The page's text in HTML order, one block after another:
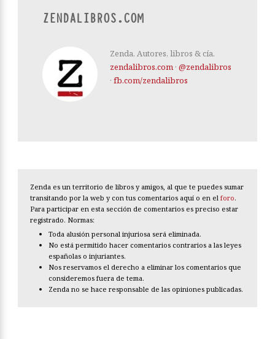
ZENDALIBROS.COM
Zenda. Autores, libros & cía.
zendalibros.com · @zendalibros
· fb.com/zendalibros
Zenda es un territorio de libros y amigos, al que te puedes sumar
transitando por la web y con tus comentarios aquí o en el foro.
Para participar en esta sección de comentarios es preciso estar
registrado. Normas:
Toda alusión personal injuriosa será eliminada.
No está permitido hacer comentarios contrarios a las leyes
españolas o injuriantes.
Nos reservamos el derecho a eliminar los comentarios que
consideremos fuera de tema.
Zenda no se hace responsable de las opiniones publicadas.